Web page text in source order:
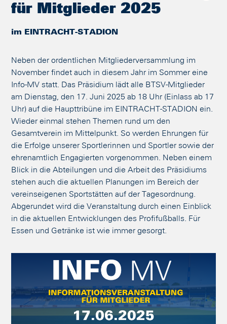
für Mitglieder 2025
im EINTRACHT-STADION
Neben der ordentlichen Mitgliederversammlung im
November findet auch in diesem Jahr im Sommer eine
Info-MV statt. Das Präsidium lädt alle BTSV-Mitglieder
am Dienstag, den 17. Juni 2025 ab 18 Uhr (Einlass ab 17
Uhr) auf die Haupttribüne im EINTRACHT-STADION ein.
Wieder einmal stehen Themen rund um den
Gesamtverein im Mittelpunkt. So werden Ehrungen für
die Erfolge unserer Sportlerinnen und Sportler sowie der
ehrenamtlich Engagierten vorgenommen. Neben einem
Blick in die Abteilungen und die Arbeit des Präsidiums
stehen auch die aktuellen Planungen im Bereich der
vereinseigenen Sportstätten auf der Tagesordnung.
Abgerundet wird die Veranstaltung durch einen Einblick
in die aktuellen Entwicklungen des Profifußballs. Für
Essen und Getränke ist wie immer gesorgt.